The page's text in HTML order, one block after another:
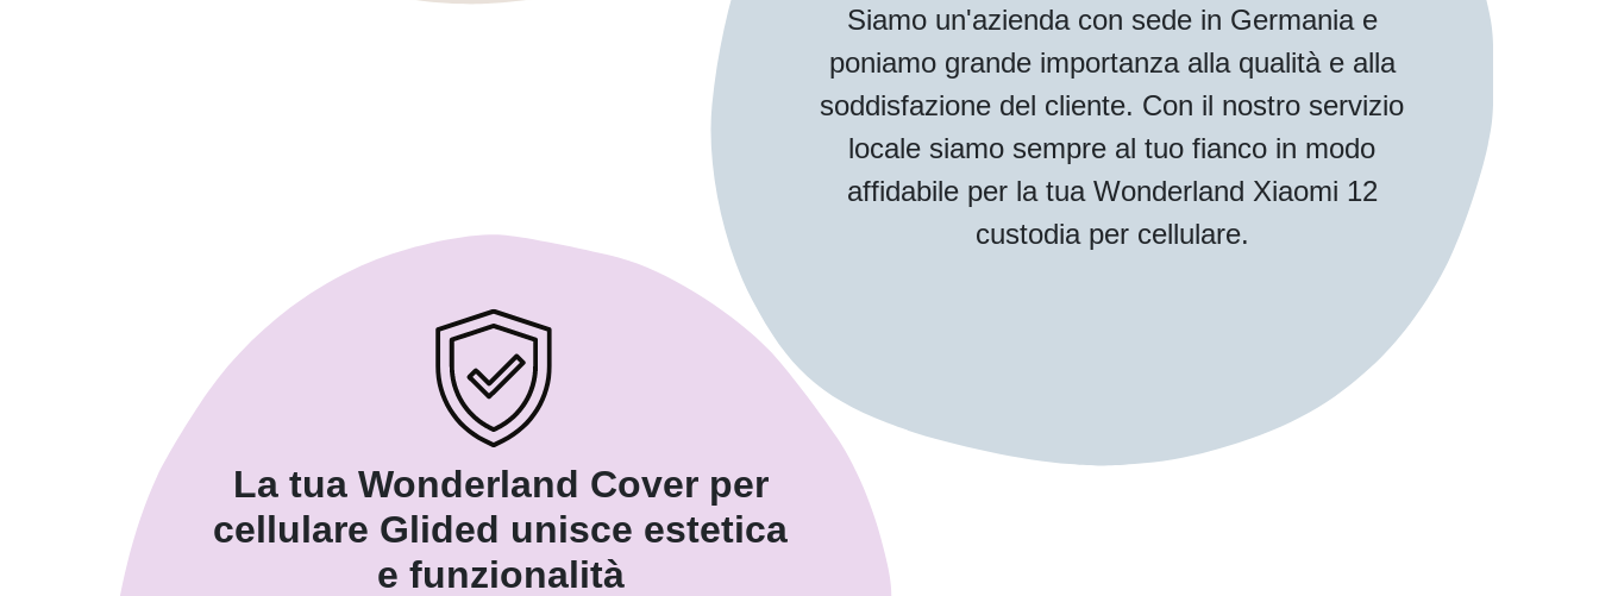
Siamo un'azienda con sede in Germania e
poniamo grande importanza alla qualità e alla
soddisfazione del cliente. Con il nostro servizio
locale siamo sempre al tuo fianco in modo
affidabile per la tua Wonderland Xiaomi 12
custodia per cellulare.
La tua Wonderland Cover per
cellulare Glided unisce estetica
e funzionalità